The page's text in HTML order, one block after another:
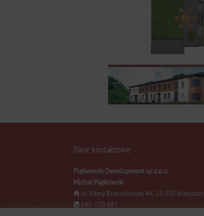
Dane kontaktowe
Piątkowski Development sp.z.o.o.
Michał Piątkowski
ul. Bitwy Białostockiej 4A, 15-103 Białystok
693-720-887